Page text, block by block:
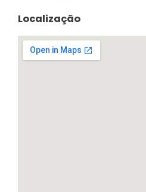
Localização